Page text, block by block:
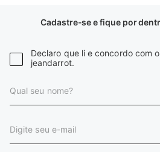
Cadastre-se e fique por
Declaro que li e concordo com
jeandarrot.